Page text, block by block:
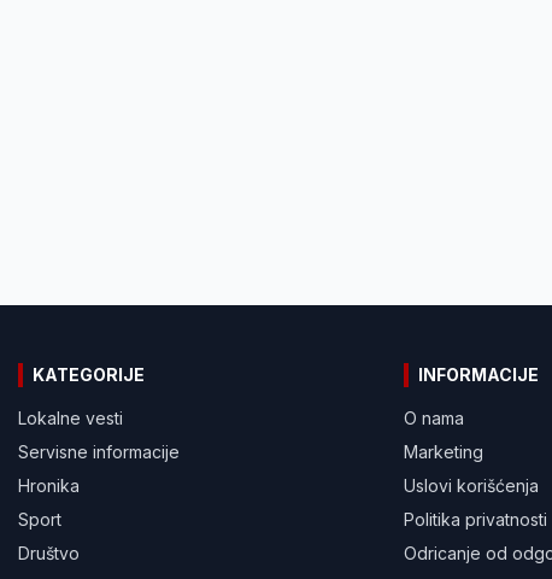
KATEGORIJE
Lokalne vesti
Servisne informacije
Hronika
Sport
Društvo
INFORMACIJE
O nama
Marketing
Uslovi korišćenja
Politika privatnosti
Odricanje od